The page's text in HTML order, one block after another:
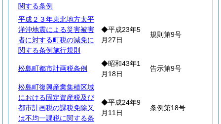
関する条例
平成２３年東北地方太平
洋沖地震による災害被害
者に対する町税の減免に
関する条例施行規則
◆平成23年5
月27日
規則第9号
松島町都市計画税条例
◆昭和43年1
月18日
告示第9号
松島町復興産業集積区域
における固定資産税及び
都市計画税の課税免除又
は不均一課税に関する条
◆平成24年9
月11日
条例第18号